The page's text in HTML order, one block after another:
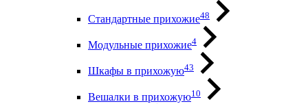
Стандартные прихожие48
Модульные прихожие4
Шкафы в прихожую43
Вешалки в прихожую10